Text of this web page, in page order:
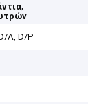
,
A, D/P